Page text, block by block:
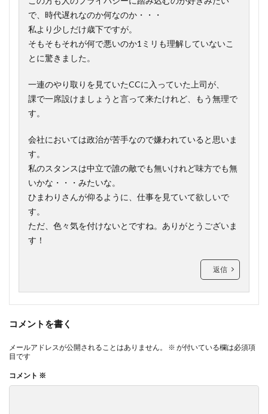
で、時代遅れなのか何なのか・・・
私より少しだけ歳下ですが。
そもそもそれが何で悪いのか1ミリも理解していないこ
とに驚きました。
一連のやり取りを見ていたCCに入っていた上司が、
課で一席設けましょうと言って来たけれど、もう無理で
す。
会社においては政治が苦手なので嫌われていると思いま
す。
私のスタンスは中立で誰の敵でも無いけれど味方でも無
いかな・・・みたいな。
ひまわりさんが仰るように、仕事を見ていて欲しいで
す。
ただ、色々気を付けないとですね。ありがとうございま
す！
返信
コメントを書く
メールアドレスが公開されることはありません。 ※ が付いている欄は必須項
目です
コメント ※